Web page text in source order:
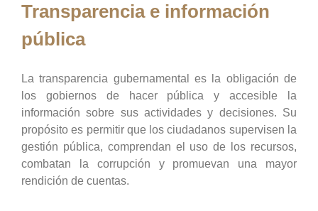
Transparencia e información
pública
La transparencia gubernamental es la obligación de
los gobiernos de hacer pública y accesible la
información sobre sus actividades y decisiones. Su
propósito es permitir que los ciudadanos supervisen la
gestión pública, comprendan el uso de los recursos,
combatan la corrupción y promuevan una mayor
rendición de cuentas.